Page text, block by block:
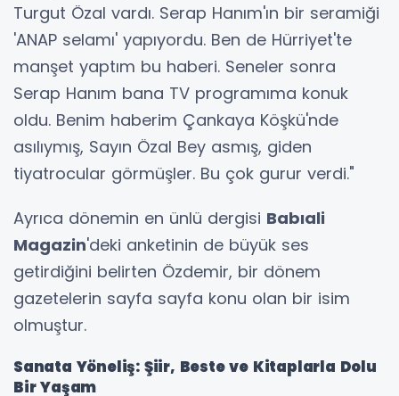
Turgut Özal vardı. Serap Hanım'ın bir seramiği
'ANAP selamı' yapıyordu. Ben de Hürriyet'te
manşet yaptım bu haberi. Seneler sonra
Serap Hanım bana TV programıma konuk
oldu. Benim haberim Çankaya Köşkü'nde
asılıymış, Sayın Özal Bey asmış, giden
tiyatrocular görmüşler. Bu çok gurur verdi."
Ayrıca dönemin en ünlü dergisi Babıali
Magazin'deki anketinin de büyük ses
getirdiğini belirten Özdemir, bir dönem
gazetelerin sayfa sayfa konu olan bir isim
olmuştur.
Sanata Yöneliş: Şiir, Beste ve Kitaplarla Dolu
Bir Yaşam